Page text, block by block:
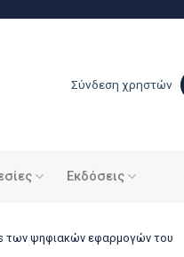
Σύνδεση χρηστών
Εκδόσεις
των ψηφιακών εφαρμογών του